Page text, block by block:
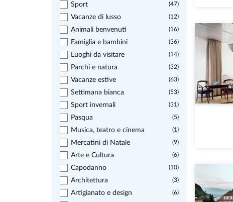
Sport (47)
Vacanze di lusso (12)
Animali benvenuti (16)
Famiglia e bambini (36)
Luoghi da visitare (14)
Parchi e natura (32)
Vacanze estive (63)
Settimana bianca (53)
Sport invernali (31)
Pasqua (5)
Musica, teatro e cinema (1)
Mercatini di Natale (9)
Arte e Cultura (6)
Capodanno (10)
Architettura (3)
Artigianato e design (6)